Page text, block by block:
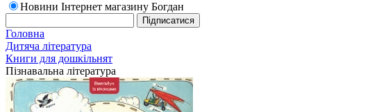
Новини Інтернет магазину Богдан
Головна
Дитяча література
Книги для дошкільнят
Пізнавальна література